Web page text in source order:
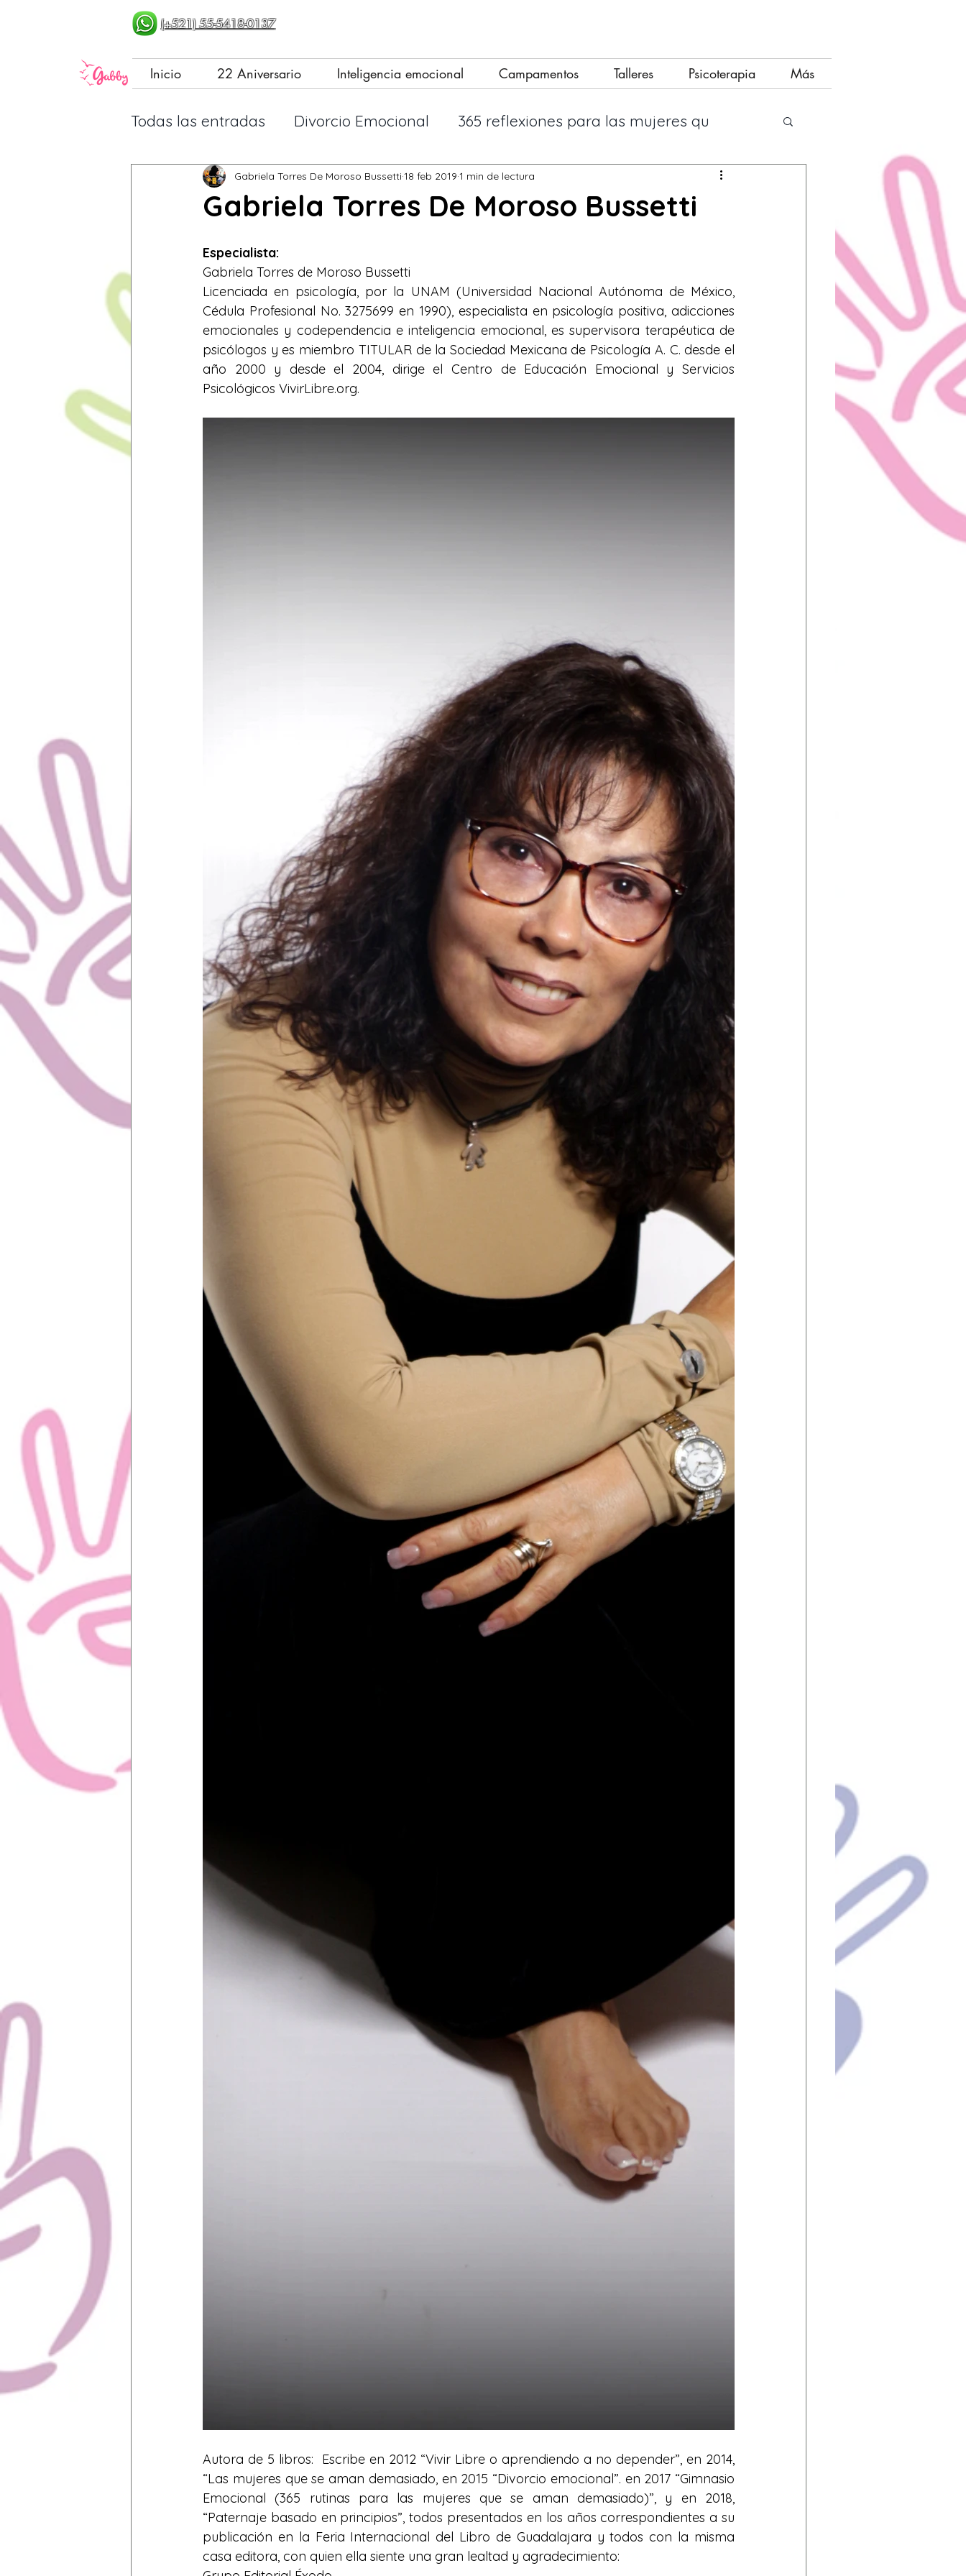
(+521) 55-5418-0137
Inicio 22 Aniversario Inteligencia emocional Campamentos Talleres Psicoterapia Más
Todas las entradas Divorcio Emocional 365 reflexiones para las mujeres qu
Paternaje basado en principios Las mujeres que se aman demasiado
Consejos para bloguear Gimnasio Emocional
Gabriela Torres De Moroso Bussetti
Gabriela Torres De Moroso Bussetti 18 feb 2019 1 min de lectura
Especialista:
Gabriela Torres de Moroso Bussetti
Licenciada en psicología, por la UNAM (Universidad Nacional Autónoma de México,
Cédula Profesional No. 3275699 en 1990), especialista en psicología positiva, adicciones
emocionales y codependencia e inteligencia emocional, es supervisora terapéutica de
psicólogos y es miembro TITULAR de la Sociedad Mexicana de Psicología A. C. desde el
año 2000 y desde el 2004, dirige el Centro de Educación Emocional y Servicios
Psicológicos VivirLibre.org.
Autora de 5 libros:  Escribe en 2012 “Vivir Libre o aprendiendo a no depender”, en 2014,
“Las mujeres que se aman demasiado, en 2015 “Divorcio emocional”. en 2017 “Gimnasio
Emocional (365 rutinas para las mujeres que se aman demasiado)”, y en 2018,
“Paternaje basado en principios”, todos presentados en los años correspondientes a su
publicación en la Feria Internacional del Libro de Guadalajara y todos con la misma
casa editora, con quien ella siente una gran lealtad y agradecimiento: